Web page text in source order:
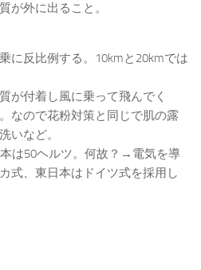
が外に出ること。
に反比例する。10kmと20kmでは
が付着し風に乗って飛んでく
なので花粉対策と同じで肌の露
いなど。
は50ヘルツ。何故？→電気を導
式、東日本はドイツ式を採用し